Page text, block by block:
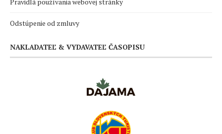
Odstúpenie od zmluvy
NAKLADATEĽ & VYDAVATEĽ ČASOPISU